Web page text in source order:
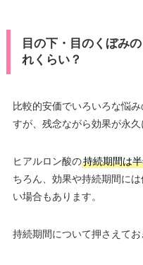
目の下・目のくぼみ
れくらい？
比較的安価でいろいろな悩
すが、残念ながら効果が永久
ヒアルロン酸の持続期間は
ちろん、効果や持続期間に
い場合もあります。
持続期間について押さえてお